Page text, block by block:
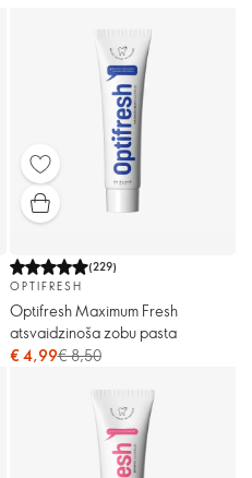
(229)
OPTIFRESH
Optifresh Maximum Fresh
atsvaidzinoša zobu pasta
€ 4,99€ 8,50